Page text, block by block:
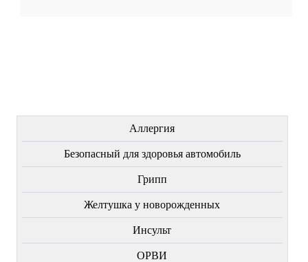
Аллергия
Безопасный для здоровья автомобиль
Грипп
Желтушка у новорожденных
Инсульт
ОРВИ